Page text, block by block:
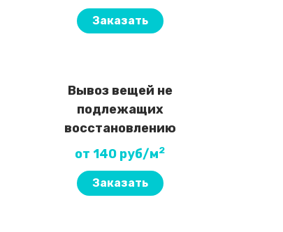
Заказать
Вывоз вещей не
подлежащих
восстановлению
от 140 руб/м2
Заказать